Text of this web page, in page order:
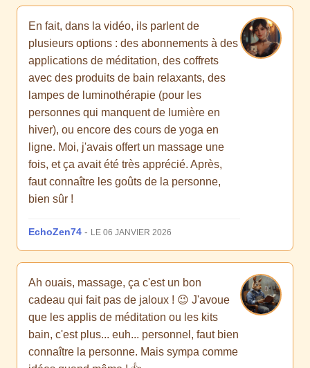
En fait, dans la vidéo, ils parlent de
plusieurs options : des abonnements à des
applications de méditation, des coffrets
avec des produits de bain relaxants, des
lampes de luminothérapie (pour les
personnes qui manquent de lumière en
hiver), ou encore des cours de yoga en
ligne. Moi, j'avais offert un massage une
fois, et ça avait été très apprécié. Après,
faut connaître les goûts de la personne,
bien sûr !
EchoZen74 - LE 06 JANVIER 2026
Ah ouais, massage, ça c'est un bon
cadeau qui fait pas de jaloux ! 😉 J'avoue
que les applis de méditation ou les kits
bain, c'est plus... euh... personnel, faut bien
connaître la personne. Mais sympa comme